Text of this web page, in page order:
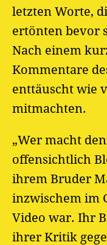
letzten Worte,
ertönten bevor
Nach einem
Kommentare
enttäuscht wie
mitmachten.
„Wer macht
offensichtlich
ihrem Bruder
inzwischem im
Video war. Ihr
ihrer Kritik